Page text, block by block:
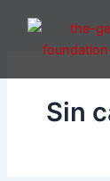
contenido
Sin